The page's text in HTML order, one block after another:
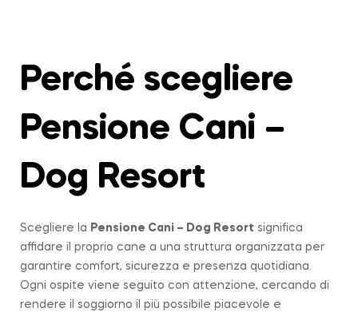
Perché scegliere
Pensione Cani –
Dog Resort
Scegliere la Pensione Cani – Dog Resort significa
affidare il proprio cane a una struttura organizzata per
garantire comfort, sicurezza e presenza quotidiana.
Ogni ospite viene seguito con attenzione, cercando di
rendere il soggiorno il più possibile piacevole e